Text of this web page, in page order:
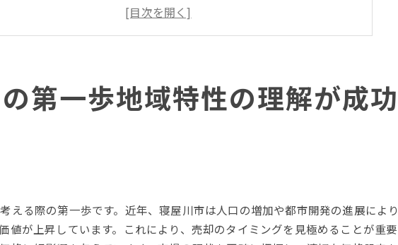
成功するための地域特性の活用法
府寝屋川市で高値売却を実現するための賢い手法
不動産価格を左右する要因とは
プロのサポート活用で高値を狙う
する市場を味方につける寝屋川市不動産売却の最新戦略
第一歩地域特性の理解が成
える際の第一歩です。近年、寝屋川市は人口の増加や都市開発の進展によ
値が上昇しています。これにより、売却のタイミングを見極めることが重